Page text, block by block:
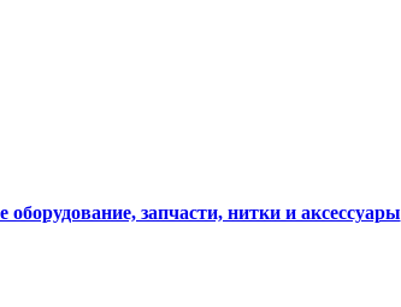
запчасти, нитки и аксессуары